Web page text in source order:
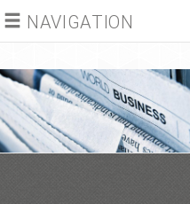
NAVIGATION